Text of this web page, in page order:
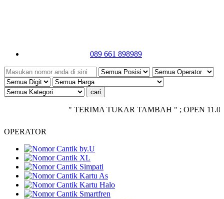
089 661 898989
" TERIMA TUKAR TAMBAH " ; OPEN 11.00 -
OPERATOR